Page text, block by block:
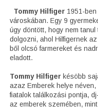
Tommy Hilfiger 1951-
városkában. Egy 9
úgy döntött, hogy nem
dolgozni, ahol Hilfigernek
ből olcsó farmereket és
eladott.
Tommy Hilfiger késöbb
azaz Emberek helye
fiatalok találkozási pontja,
az emberek szemében,